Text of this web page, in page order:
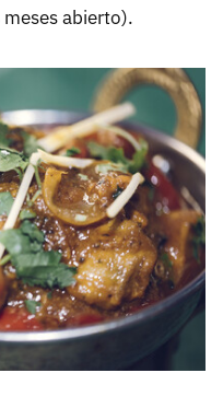
abierto).